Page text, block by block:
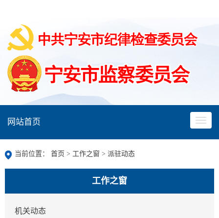
网站首页
当前位置： 首页 > 工作之窗 > 派驻动态
工作之窗
机关动态